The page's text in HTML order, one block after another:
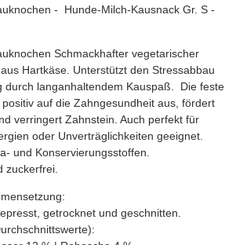
- Hunde-Milch-Kausnack Gr. S -
Schmackhafter vegetarischer
Hartkäse. Unterstützt den Stressabbau
durch langanhaltendem Kauspaß. Die feste
auf die Zahngesundheit aus, fördert
verringert Zahnstein. Auch perfekt für
oder Unverträglichkeiten geeignet.
und Konservierungsstoffen.
zuckerfrei.
getrocknet und geschnitten.